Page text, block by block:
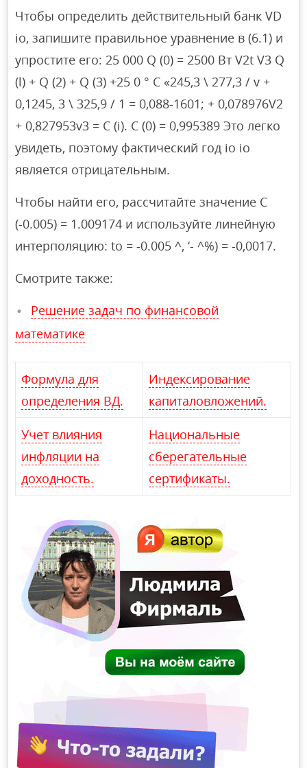
Чтобы определить действительный банк VD
io, запишите правильное уравнение в (6.1) и
упростите его: 25 000 Q (0) = 2500 Вт V2t V3 Q
(l) + Q (2) + Q (3) +25 0 ° С «245,3 \ 277,3 / v +
0,1245, 3 \ 325,9 / 1 = 0,088-1601; + 0,078976V2
+ 0,827953v3 = C (i). C (0) = 0,995389 Это легко
увидеть, поэтому фактический год io io
является отрицательным.
Чтобы найти его, рассчитайте значение C
(-0.005) = 1.009174 и используйте линейную
интерполяцию: to = -0.005 ^, ‘- ^%) = -0,0017.
Смотрите также:
Решение задач по финансовой
математике
Формула для
определения ВД.
Индексирование
капиталовложений.
Учет влияния
инфляции на
доходность.
Национальные
сберегательные
сертификаты.